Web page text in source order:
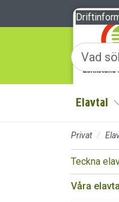
Till sidans huvudinnehåll
Elavtal
Privat
Teckna
Våra